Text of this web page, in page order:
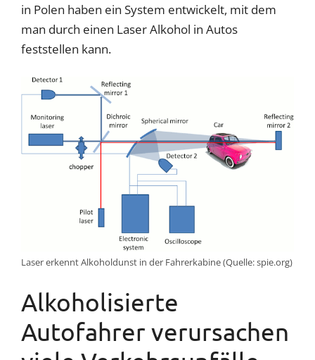
in Polen haben ein System entwickelt, mit dem
man durch einen Laser Alkohol in Autos
feststellen kann.
Laser erkennt Alkoholdunst in der Fahrerkabine (Quelle: spie.org)
Alkoholisierte
Autofahrer verursachen